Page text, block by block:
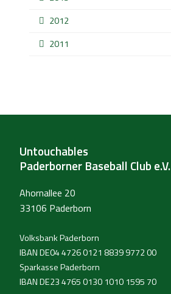
2012
2011
Untouchables
Paderborner Baseball Club e.V.
Ahornallee 20
33106 Paderborn
Volksbank Paderborn
IBAN DE04 4726 0121 8839 9772 00
Sparkasse Paderborn
IBAN DE23 4765 0130 1010 1595 70